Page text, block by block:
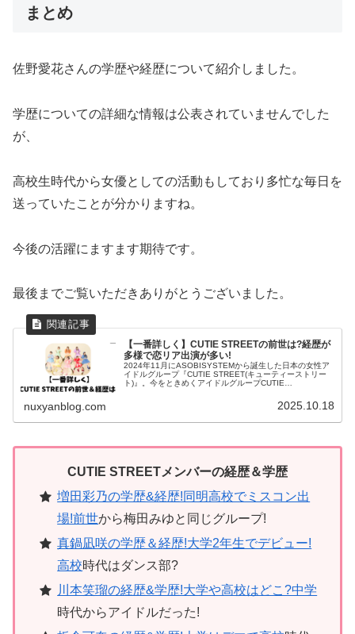
まとめ
佐野愛花さんの学歴や経歴について紹介しました。
学歴についての詳細な情報は公表されていませんでした
が、
高校生時代から女優としての活動もしており多忙な毎日を
送っていたことが分かりますね。
今後の活躍にますます期待です。
最後までご覧いただきありがとうございました。
【一番詳しく】CUTIE STREETの前世は?経歴が
多様で恋リア出演が多い!
2024年11月にASOBISYSTEMから誕生した日本の女性ア
イドルグループ『CUTIE STREET(キューティーストリー
ト)』。今をときめくアイドルグループCUTIE
nuxyanblog.com 2025.10.18
CUTIE STREETメンバーの経歴＆学歴
増田彩乃の学歴&経歴!同明高校でミスコン出
場!前世から梅田みゆと同じグループ!
真鍋凪咲の学歴＆経歴!大学2年生でデビュー!
高校時代はダンス部?
川本笑瑠の経歴&学歴!大学や高校はどこ?中学
時代からアイドルだった!